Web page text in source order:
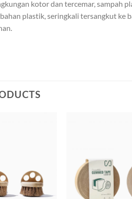
kotor dan tercemar, sampah
plastik, seringkali tersangkut ke